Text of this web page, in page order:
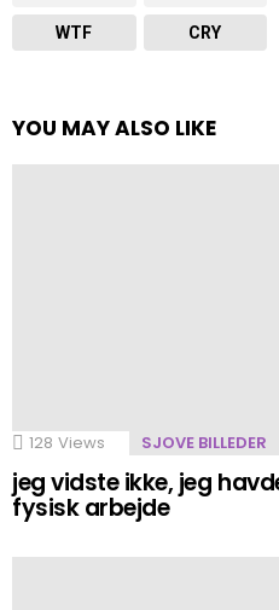
WTF CRY
YOU MAY ALSO LIKE
128 Views SJOVE BILLEDER
jeg vidste ikke, jeg
fysisk arbejde